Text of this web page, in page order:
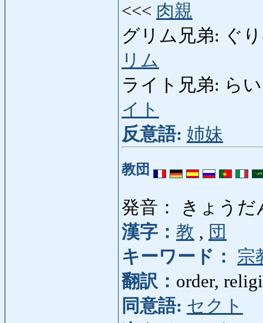
<<< 肉親
グリム兄弟: ぐ
リム
ライト兄弟: ら
イト
反意語: 姉妹
教団
発音： きょうだ
漢字： 教 , 団
キーワード：
宗
翻訳： order,
同意語: セクト